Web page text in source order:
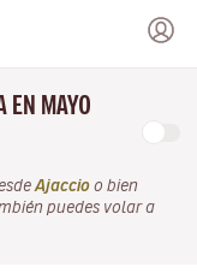
EN MAYO
Ajaccio o bien
puedes volar a